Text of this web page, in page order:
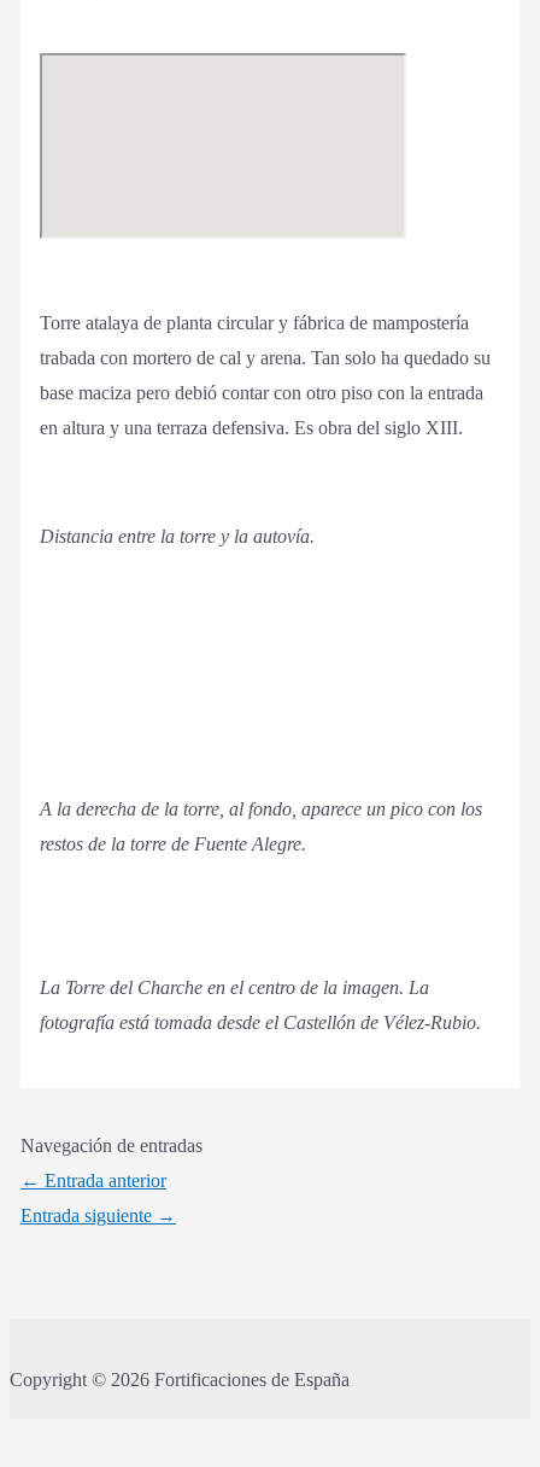
Torre atalaya de planta circular y fábrica de mampostería
trabada con mortero de cal y arena. Tan solo ha quedado su
base maciza pero debió contar con otro piso con la entrada
en altura y una terraza defensiva. Es obra del siglo XIII.
Distancia entre la torre y la autovía.
A la derecha de la torre, al fondo, aparece un pico con los
restos de la torre de Fuente Alegre.
La Torre del Charche en el centro de la imagen. La
fotografía está tomada desde el Castellón de Vélez-Rubio.
Navegación de entradas
← Entrada anterior
Entrada siguiente →
Copyright © 2026 Fortificaciones de España